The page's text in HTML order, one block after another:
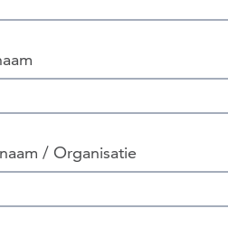
/ Organisatie